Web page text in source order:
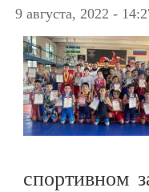
9 августа, 2022 -
спортивном